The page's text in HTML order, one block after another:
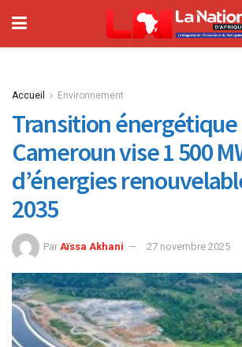
Accueil Environnement
Transition énergétique
Cameroun vise 1 500
d’énergies
2035
Par Aïssa Akhani 27 novembre 2025